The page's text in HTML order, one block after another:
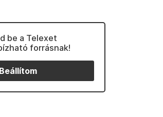
be a Telexet
forrásnak!
Beállítom